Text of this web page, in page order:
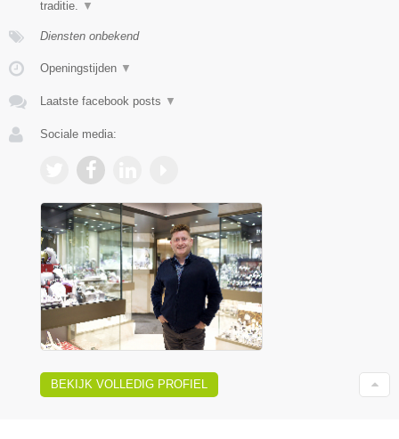
traditie. ▼
Diensten onbekend
Openingstijden ▼
Laatste facebook posts ▼
Sociale media:
BEKIJK VOLLEDIG PROFIEL